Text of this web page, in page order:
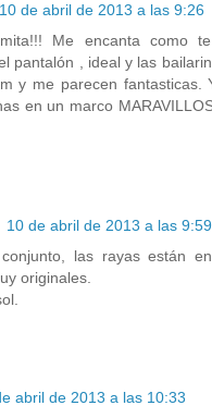
10 de abril de 2013 a las 9:26
Me encanta como
pantalón , ideal y las
y me parecen fantasticas.
en un marco
10 de abril de 2013 a las 9:59
las rayas están
originales.
abril de 2013 a las 10:33